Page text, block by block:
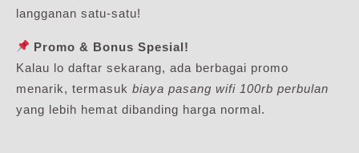
langganan satu-satu!
Promo & Bonus Spesial!
Kalau lo daftar sekarang, ada berbagai promo
menarik, termasuk biaya pasang wifi 100rb perbulan
yang lebih hemat dibanding harga normal.